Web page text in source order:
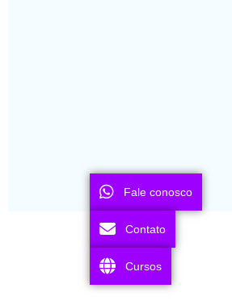
Fale conosco
Contato
Cursos